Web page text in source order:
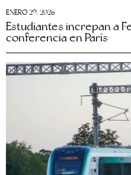
ENERO 29, 2026
Estudiantes increpan a
conferencia en París